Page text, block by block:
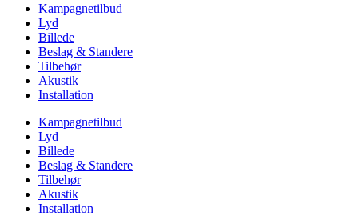
Kampagnetilbud
Lyd
Billede
Beslag & Standere
Tilbehør
Akustik
Installation
Kampagnetilbud
Lyd
Billede
Beslag & Standere
Tilbehør
Akustik
Installation